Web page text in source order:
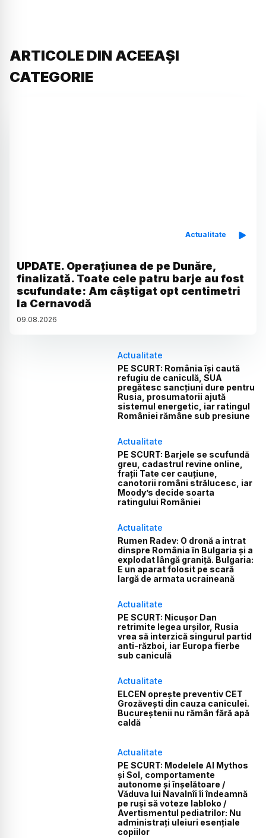
ARTICOLE DIN ACEEAȘI
CATEGORIE
Actualitate
UPDATE. Operațiunea de pe Dunăre,
finalizată. Toate cele patru barje au fost
scufundate: Am câștigat opt centimetri
la Cernavodă
09.08.2026
Actualitate
PE SCURT: România își caută
refugiu de caniculă, SUA
pregătesc sancțiuni dure pentru
Rusia, prosumatorii ajută
sistemul energetic, iar ratingul
României rămâne sub presiune
Actualitate
PE SCURT: Barjele se scufundă
greu, cadastrul revine online,
frații Tate cer cauțiune,
canotorii români strălucesc, iar
Moody’s decide soarta
ratingului României
Actualitate
Rumen Radev: O dronă a intrat
dinspre România în Bulgaria și a
explodat lângă graniță. Bulgaria:
E un aparat folosit pe scară
largă de armata ucraineană
Actualitate
PE SCURT: Nicușor Dan
retrimite legea urșilor, Rusia
vrea să interzică singurul partid
anti-război, iar Europa fierbe
sub caniculă
Actualitate
ELCEN oprește preventiv CET
Grozăvești din cauza caniculei.
Bucureștenii nu rămân fără apă
caldă
Actualitate
PE SCURT: Modelele AI Mythos
și Sol, comportamente
autonome și înșelătoare /
Văduva lui Navalnîi îi îndeamnă
pe ruși să voteze Iabloko /
Avertismentul pediatrilor: Nu
administrați uleiuri esențiale
copiilor